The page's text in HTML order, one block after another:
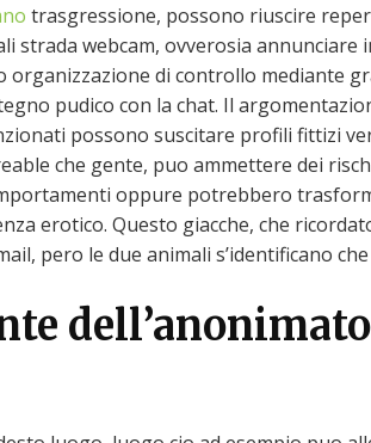
trasgressione, possono riuscire
strada webcam, ovverosia annunciare
organizzazione di controllo mediante
pudico con la chat. Il
possono suscitare profili fittizi
che gente, puo ammettere dei
oppure potrebbero
erotico. Questo giacche, che
pero le due animali s’identificano che